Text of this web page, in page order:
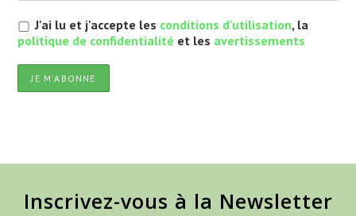
J'ai lu et j'accepte les conditions d'utilisation, la
politique de confidentialité et les avertissements
Inscrivez-vous à la Newsletter